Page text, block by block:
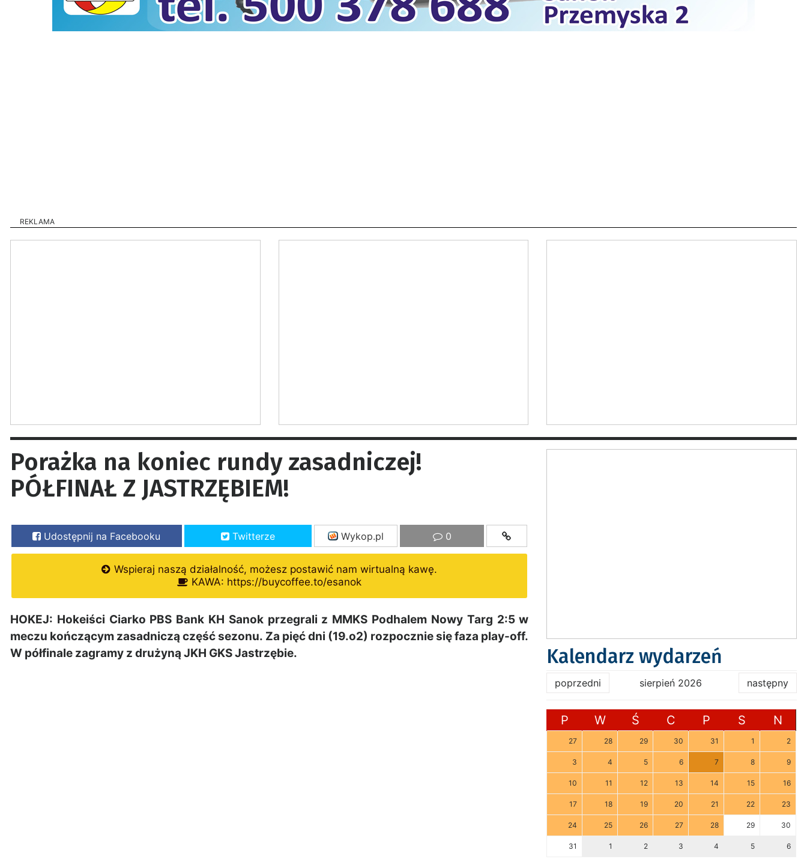
REKLAMA
Porażka na koniec rundy zasadniczej!
PÓŁFINAŁ Z JASTRZĘBIEM!
Udostępnij na Facebooku Twitterze Wykop.pl 0
Wspieraj naszą działalność, możesz postawić nam wirtualną kawę.
KAWA: https://buycoffee.to/esanok
HOKEJ: Hokeiści Ciarko PBS Bank KH Sanok przegrali z MMKS Podhalem Nowy Targ 2:5 w
meczu kończącym zasadniczą część sezonu. Za pięć dni (19.o2) rozpocznie się faza play-off.
W półfinale zagramy z drużyną JKH GKS Jastrzębie.
Kalendarz wydarzeń
poprzedni sierpień 2026 następny
P W Ś C P S N
27 28 29 30 31 1 2
3 4 5 6 7 8 9
10 11 12 13 14 15 16
17 18 19 20 21 22 23
24 25 26 27 28 29 30
31 1 2 3 4 5 6